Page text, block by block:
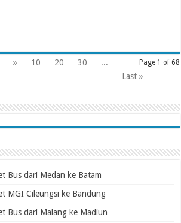
Page 1 of 68
» 10 20 30
...
Last »
Bus dari Medan ke Batam
MGI Cileungsi ke Bandung
Bus dari Malang ke Madiun